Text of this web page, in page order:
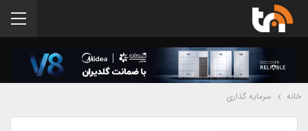
خانه سرمایه گذاری